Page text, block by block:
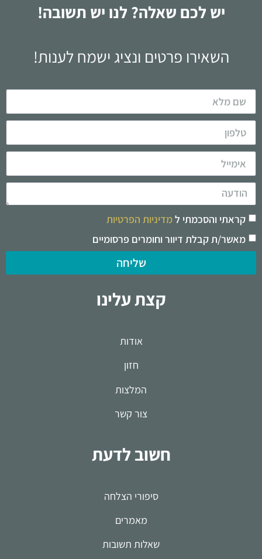
יש לכם שאלה? לנו יש תשובה!
השאירו פרטים ונציג ישמח לענות!
קראתי והסכמתי למדיניות הפרטיות
מאשר/ת קבלת דיוור וחומרים פרסומיים
שליחה
קצת עלינו
אודות
חזון
המלצות
צור קשר
חשוב לדעת
סיפורי הצלחה
מאמרים
שאלות תשובות